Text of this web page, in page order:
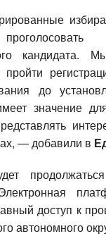
кандидата.
до
значение
— добавили в
доступ к
автономного